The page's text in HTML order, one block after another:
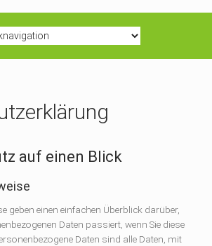
auf einen Blick
geben einen einfachen Überblick darüber,
Daten passiert, wenn Sie diese
Daten sind alle Daten, mit